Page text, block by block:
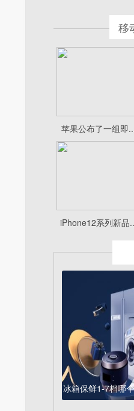
移
苹果公布了一组即
iPhone12系列新品
冰箱保鲜1-7档哪